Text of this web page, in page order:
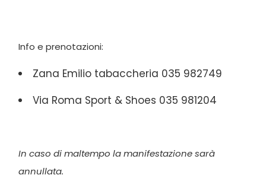
Info e prenotazioni:
Zana Emilio tabaccheria 035 982749
Via Roma Sport & Shoes 035 981204
In caso di maltempo la manifestazione sarà
annullata.